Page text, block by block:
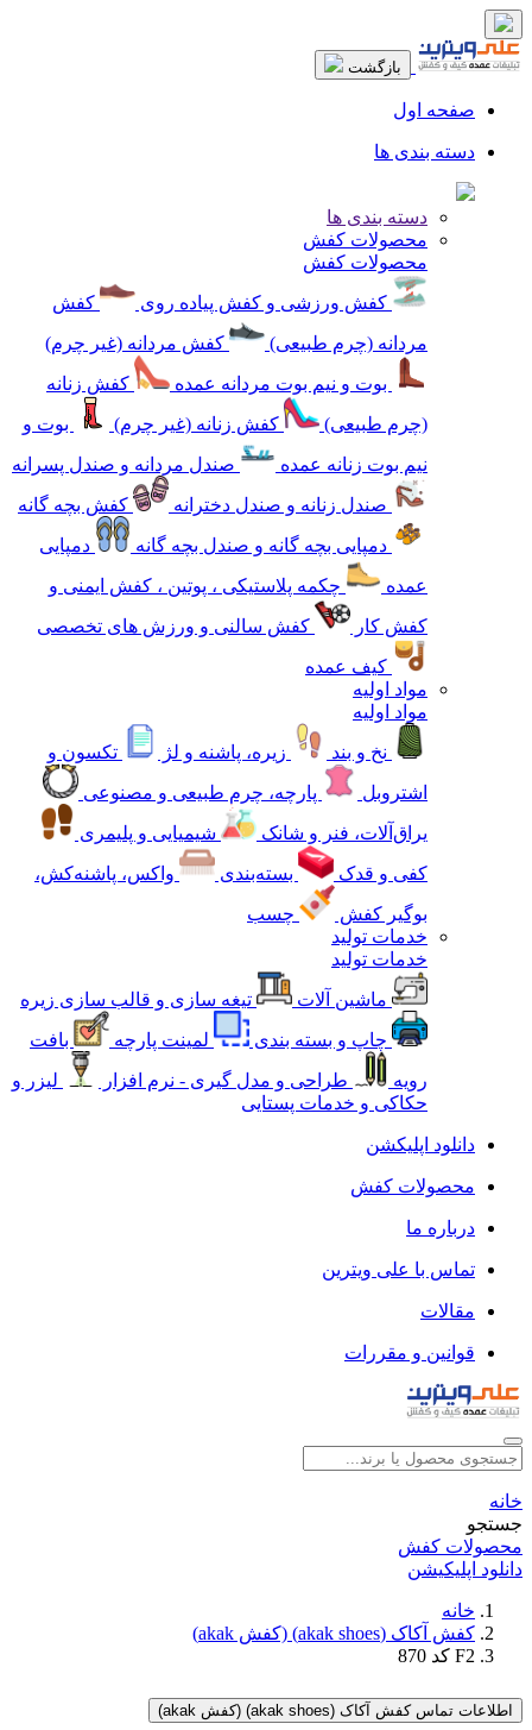
بازگشت
صفحه اول
دسته بندی ها
دسته بندی ها
محصولات کفش
محصولات کفش
کفش ورزشی و کفش پیاده روی
کفش
مردانه (چرم طبیعی)
کفش مردانه (غیر چرم)
بوت و نیم بوت مردانه عمده
کفش زنانه
(چرم طبیعی)
کفش زنانه (غیر چرم)
بوت و
نیم بوت زنانه عمده
صندل مردانه و صندل پسرانه
صندل زنانه و صندل دخترانه
کفش بچه گانه
دمپایی بچه گانه و صندل بچه گانه
دمپایی
عمده
چکمه پلاستیکی ، پوتین ، کفش ایمنی و
کفش کار
کفش سالنی و ورزش های تخصصی
کیف عمده
مواد اولیه
مواد اولیه
نخ و بند
زیره، پاشنه و لژ
تکسون و
اشتروبل
پارچه، چرم طبیعی و مصنوعی
یراق‌آلات، فنر و شانک
شیمیایی و پلیمری
کفی و قدک
بسته‌بندی
واکس، پاشنه‌کش،
بوگیر کفش
چسب
خدمات تولید
خدمات تولید
ماشین آلات
تیغه سازی و قالب سازی زیره
چاپ و بسته بندی
لمینت پارچه
بافت
رویه
طراحی و مدل گیری - نرم افزار
لیزر و
حکاکی و خدمات پستایی
دانلود اپلیکشن
محصولات کفش
درباره ما
تماس با علی ویترین
مقالات
قوانین و مقررات
خانه
جستجو
محصولات کفش
دانلود اپلیکیشن
خانه
کفش آکاک (akak shoes) (کفش akak)
F2 کد 870
اطلاعات تماس کفش آکاک (akak shoes) (کفش akak)